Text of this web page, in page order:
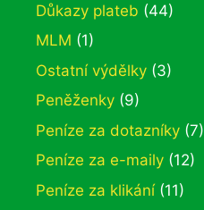
Důkazy plateb (44)
MLM (1)
Ostatní výdělky (3)
Peněženky (9)
Peníze za dotazníky (7)
Peníze za e-maily (12)
Peníze za klikání(11)